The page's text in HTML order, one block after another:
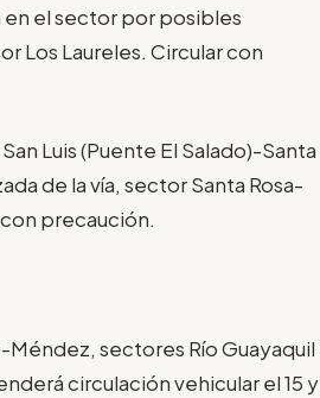
en el sector por posibles
Los Laureles. Circular con
Luis (Puente El Salado)-Santa
de la vía, sector Santa Rosa-
precaución.
Méndez, sectores Río Guayaquil
circulación vehicular el 15 y